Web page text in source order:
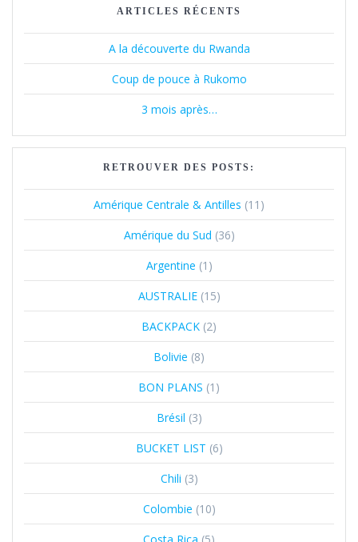
ARTICLES RÉCENTS
A la découverte du Rwanda
Coup de pouce à Rukomo
3 mois après…
RETROUVER DES POSTS:
Amérique Centrale & Antilles (11)
Amérique du Sud (36)
Argentine (1)
AUSTRALIE(15)
BACKPACK (2)
Bolivie (8)
BON PLANS (1)
Brésil (3)
BUCKET LIST (6)
Chili (3)
Colombie (10)